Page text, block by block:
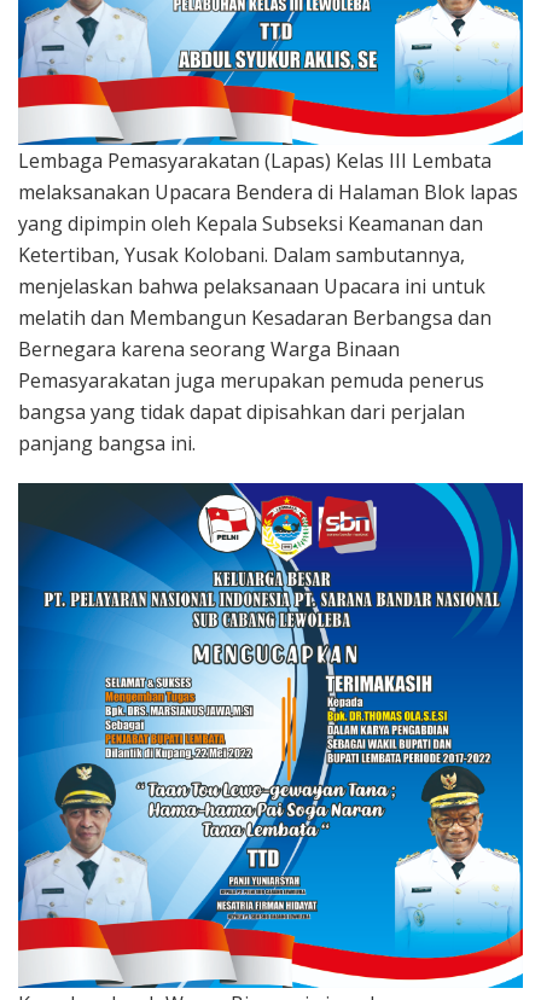
Lembaga Pemasyarakatan (Lapas) Kelas III Lembata
melaksanakan Upacara Bendera di Halaman Blok lapas
yang dipimpin oleh Kepala Subseksi Keamanan dan
Ketertiban, Yusak Kolobani. Dalam sambutannya,
menjelaskan bahwa pelaksanaan Upacara ini untuk
melatih dan Membangun Kesadaran Berbangsa dan
Bernegara karena seorang Warga Binaan
Pemasyarakatan juga merupakan pemuda penerus
bangsa yang tidak dapat dipisahkan dari perjalan
panjang bangsa ini.